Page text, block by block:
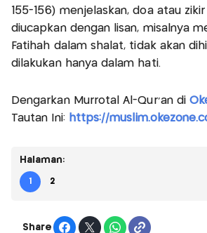
155-156) menjelaskan, doa atau
diucapkan dengan lisan, misalnya
Fatihah dalam shalat, tidak akan
dilakukan hanya dalam hati.
Dengarkan Murrotal Al-Qur'an di
Tautan Ini: https://
Halaman:
1 2
Share